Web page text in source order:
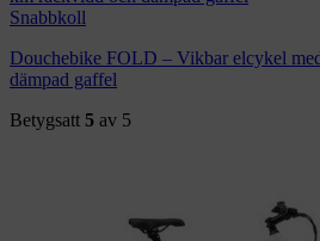
Snabbkoll
Douchebike FOLD – Vikbar elcykel
dämpad gaffel
Betygsatt 5 av 5